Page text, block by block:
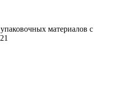
материалов с